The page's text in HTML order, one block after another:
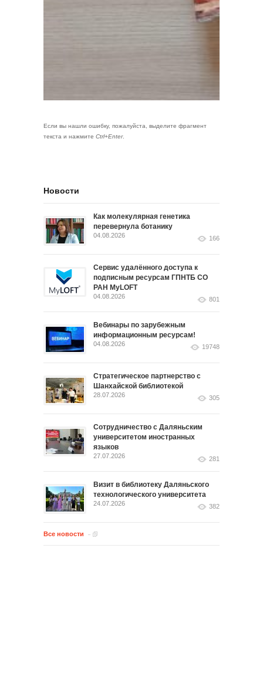
Если вы нашли ошибку, пожалуйста, выделите фрагмент
текста и нажмите Ctrl+Enter.
Новости
Как молекулярная генетика
перевернула ботанику
04.08.2026 166
Сервис удалённого доступа к
подписным ресурсам ГПНТБ СО
РАН MyLOFT
04.08.2026 801
Вебинары по зарубежным
информационным ресурсам!
04.08.2026 19748
Стратегическое партнерство с
Шанхайской библиотекой
28.07.2026 305
Сотрудничество с Даляньским
университетом иностранных
языков
27.07.2026 281
Визит в библиотеку Даляньского
технологического университета
24.07.2026 382
Все новости